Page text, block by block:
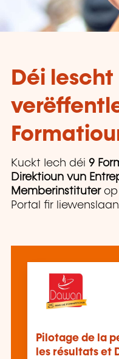
Déi lescht
Kuckt Iech déi 9
Direktioun vun
Memberinstituter
Portal fir
Pilotage de la
les résultats et